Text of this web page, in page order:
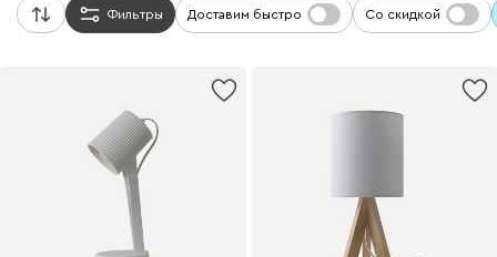
Фильтры Доставим быстро Со скидкой